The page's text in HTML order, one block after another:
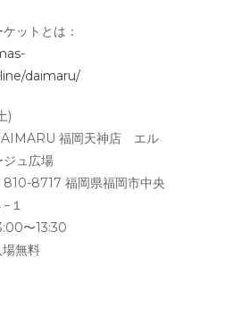
ットとは：
daimaru/
)
福岡天神店 エル
ジュ広場
福岡県福岡市中央
１
〜13:30
無料